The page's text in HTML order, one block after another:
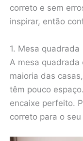
correto e sem
inspirar, então
1. Mesa quadrada
A mesa quadrada
maioria das
têm pouco
encaixe perfeito.
correto para o seu